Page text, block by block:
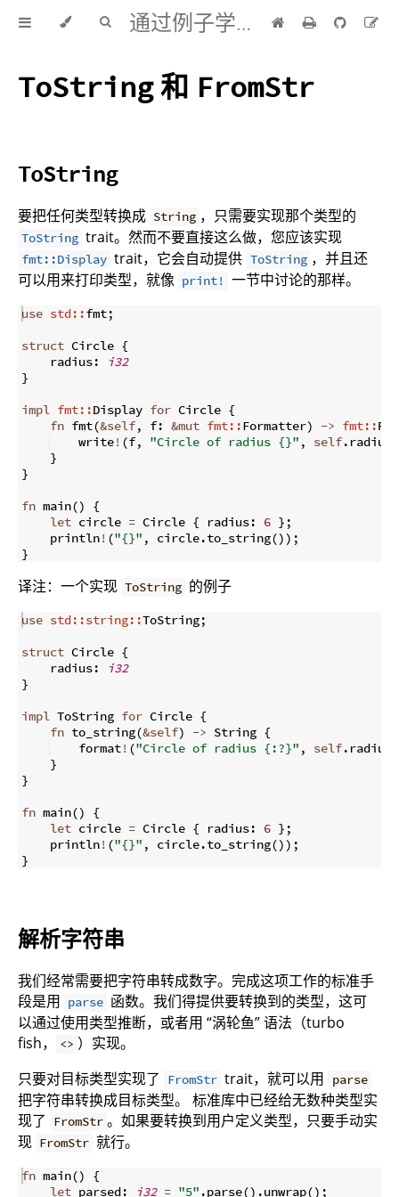
通过例子学 Rust 中文版
ToString和 FromStr
ToString
要把任何类型转换成 String ，只需要实现那个类型的
ToString trait。然而不要直接这么做，您应该实现
fmt::Display trait，它会自动提供 ToString ，并且还
可以用来打印类型，就像 print! 一节中讨论的那样。
use std::fmt;
struct Circle {
    radius
:
i32
}
impl fmt::Display for Circle {
fn fmt(&self, f: &mut fmt::Formatter) -> fmt::
    write
! (f, "Circle of radius {}" , self. radius
}
}
fn main()
{
let circle = Circle { radius: 6 } ;
    println
! ("{}" , circle.to_string()) ;
}
译注：一个实现 ToString 的例子
use std::string::ToString;
struct Circle {
    radius
:
i32
}
impl ToString for Circle {
fn to_string(&self) -> String {
    format
! ("Circle of radius {:?}" , self. radius
}
}
fn main()
{
let circle = Circle { radius: 6 } ;
    println
! ("{}" , circle.to_string()) ;
}
解析字符串
我们经常需要把字符串转成数字。完成这项工作的标准手
段是用 parse 函数。我们得提供要转换到的类型，这可
以通过使用类型推断，或者用 “涡轮鱼” 语法（turbo
fish，
<> ）实现。
只要对目标类型实现了
FromStr trait，就可以用 parse
把字符串转换成目标类型。 标准库中已经给无数种类型实
现了
FromStr 。如果要转换到用户定义类型，只要手动实
现 FromStr 就行。
fn main()
{
let parsed: i32 = "5" .parse() .unwrap() ;